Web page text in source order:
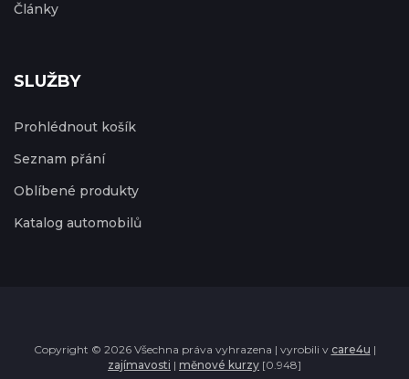
Články
SLUŽBY
Prohlédnout košík
Seznam přání
Oblíbené produkty
Katalog automobilů
Copyright © 2026 Všechna práva vyhrazena | vyrobili v care4u |
zajímavosti | měnové kurzy [0.948]